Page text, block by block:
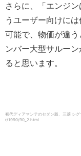
さらに、「エンジ
うユーザー向けに
可能で、物価が違
ンバー大型サルー
ると思います。
初代ディアマンテのセダン版、三菱
r/1990/90_2.html